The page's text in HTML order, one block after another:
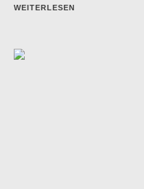
WEITERLESEN